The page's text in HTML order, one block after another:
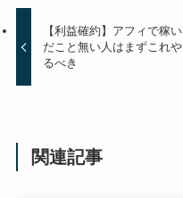
【利益確約】アフィで稼い
だこと無い人はまずこれや
るべき
関連記事